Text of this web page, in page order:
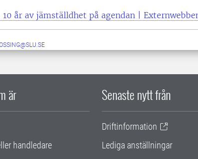
år av jämställdhet på agendan |
är
handledare
Senaste nytt från
Driftinformation
Lediga anställningar